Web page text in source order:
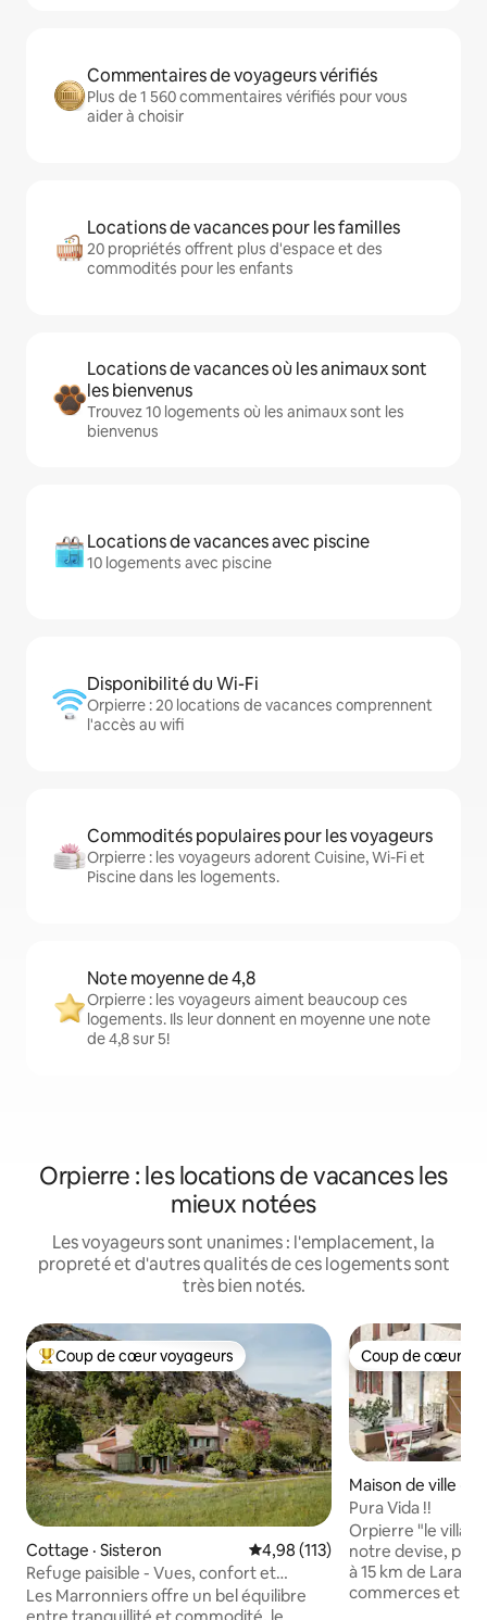
Commentaires de voyageurs vérifiés
Plus de 1 560 commentaires vérifiés pour vous
aider à choisir
Locations de vacances pour les familles
20 propriétés offrent plus d'espace et des
commodités pour les enfants
Locations de vacances où les animaux sont
les bienvenus
Trouvez 10 logements où les animaux sont les
bienvenus
Locations de vacances avec piscine
10 logements avec piscine
Disponibilité du Wi-Fi
Orpierre : 20 locations de vacances comprennent
l'accès au wifi
Commodités populaires pour les voyageurs
Orpierre : les voyageurs adorent Cuisine, Wi-Fi et
Piscine dans les logements.
Note moyenne de 4,8
Orpierre : les voyageurs aiment beaucoup ces
logements. Ils leur donnent en moyenne une note
de 4,8 sur 5!
Orpierre : les locations de vacances les
mieux notées
Les voyageurs sont unanimes : l'emplacement, la
propreté et d'autres qualités de ces logements sont
très bien notés.
Coup de cœur voyageurs parmi les plus aimés
Coup de cœur voyageurs
Cottage · Sisteron Note moyenne de 4,98 sur 5,
4,98 (113)
Refuge paisible - Vues, confort et
charme
Les Marronniers offre un bel équilibre
Coup de cœur
Coup de cœur
Maison de ville ·
Pura Vida !!
Orpierre "le
notre devise,
à 15 km de
commerces et